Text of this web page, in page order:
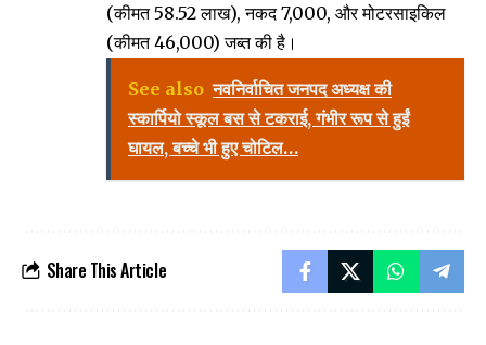
(कीमत ₹58.52 लाख), नकद ₹7,000, और मोटरसाइकिल
(कीमत ₹46,000) जब्त की है।
See also नवनिर्वाचित जनपद अध्यक्ष की
स्कार्पियो स्कूल बस से टकराई, गंभीर रूप से हुईं
घायल, बच्चे भी हुए चोटिल…
Share This Article